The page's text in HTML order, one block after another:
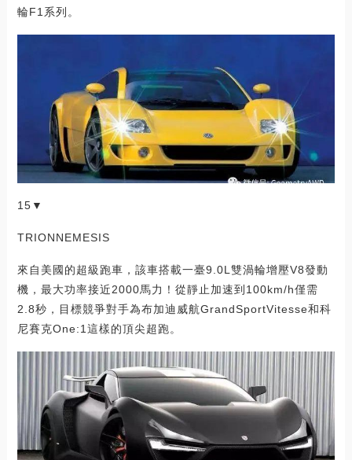
輪F1系列。
15▼
TRIONNEMESIS
來自美國的超級跑車，該車搭載一臺9.0L雙渦輪增壓V8發動
機，最大功率接近2000馬力！從靜止加速到100km/h僅需
2.8秒，目標競爭對手為布加迪威航GrandSportVitesse和科
尼賽克One:1這樣的頂尖超跑。